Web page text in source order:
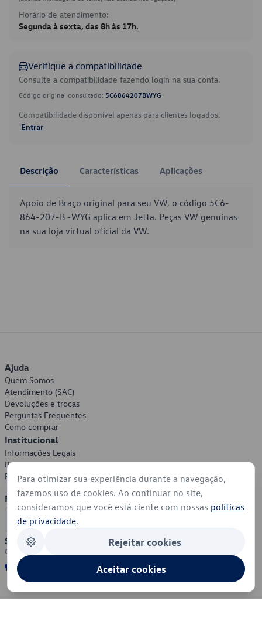
Horário de atendimento:
Segunda à sexta, das 8h às 17h.
Verifique a compatibilidade
Consulte a compatibilidade fazendo login na sua conta.
Código original consultado: 5C6864207BWYG
Compatibilidade disponível apenas para clientes logados.
Entrar
Descrição Características Aplicações
Apoio de Braço original para seu VW, o código 5C6-
864-207-B -WYG aplica em Jetta. Peças VW genuínas
na sua loja virtual oficial da VW.
Ajuda
Quem Somos
Atendimento (SAC)
Devoluções e trocas
Perguntas Frequentes
Como comprar
Institucional
Informações Legais
Política de Privacidade
Política de Cookies
Formas de Pagamento
Segurança
Para otimizar sua experiência durante a navegação,
fazemos uso de cookies. Ao continuar no site,
consideramos que você está ciente com nossas políticas
de privacidade.
Rejeitar cookies
Aceitar cookies